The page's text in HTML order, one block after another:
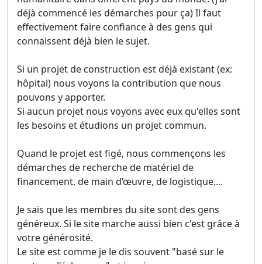
déjà commencé les démarches pour ça) Il faut
effectivement faire confiance à des gens qui
connaissent déjà bien le sujet.
Si un projet de construction est déjà existant (ex:
hôpital) nous voyons la contribution que nous
pouvons y apporter.
Si aucun projet nous voyons avec eux qu'elles sont
les besoins et étudions un projet commun.
Quand le projet est figé, nous commençons les
démarches de recherche de matériel de
financement, de main d’œuvre, de logistique....
Je sais que les membres du site sont des gens
généreux. Si le site marche aussi bien c'est grâce à
votre générosité.
Le site est comme je le dis souvent "basé sur le